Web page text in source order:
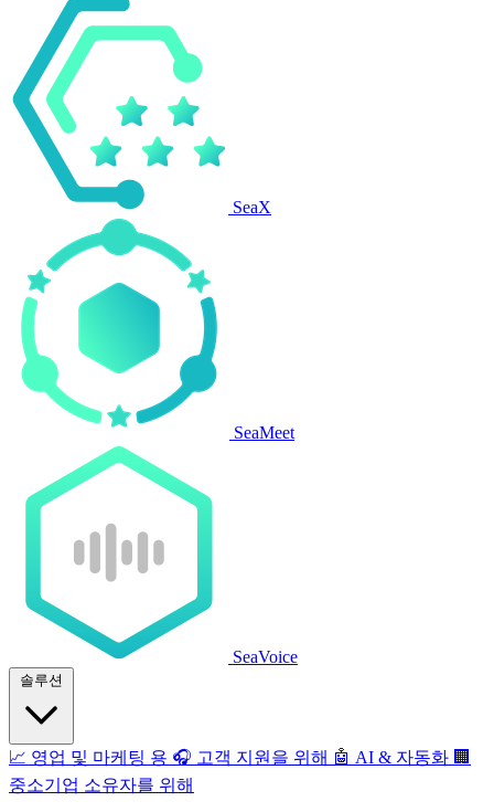
SeaX
SeaMeet
SeaVoice
솔루션
📈 영업 및 마케팅 용 🎧 고객 지원을 위해 🤖 AI & 자동화 🏢
중소기업 소유자를 위해